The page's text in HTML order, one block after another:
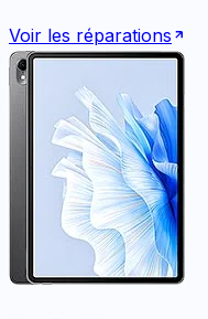
Voir les réparations